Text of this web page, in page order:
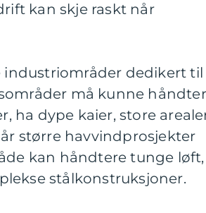
kan skje raskt når
industriområder dedikert til
må kunne
ha dype kaier, store
større havvindprosjekter
kan håndtere tunge løft,
stålkonstruksjoner.